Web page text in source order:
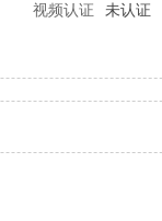
视频认证 未认证